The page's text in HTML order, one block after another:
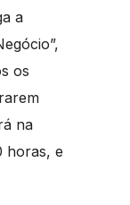
a
os
na
horas, e